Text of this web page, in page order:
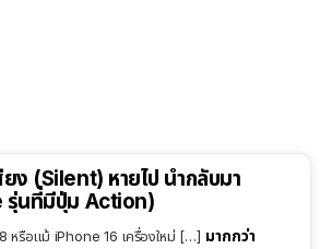
ง (Silent) หายไป นำกลับมา
รุ่นที่มีปุ่ม Action)
หรือแม้ iPhone 16 เครื่องใหม่ […] มากกว่า